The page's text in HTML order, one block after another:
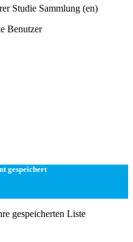
Studie Sammlung (en)
Benutzer
gespeichert
gespeicherten Liste